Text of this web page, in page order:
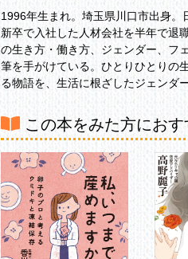
1996年生まれ。埼玉県川口市出身。
新卒で入社した人材会社を半年で退
の生き方・働き方、ジェンダー、フ
筆を手がけている。ひとりひとりの
る物語を、生活に根ざしたジェンダ
この本をみた方におす